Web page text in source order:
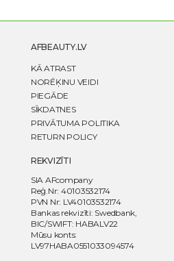
AFBEAUTY.LV
KĀ ATRAST
NORĒĶINU VEIDI
PIEGĀDE
SĪKDATNES
PRIVĀTUMA POLITIKA
RETURN POLICY
REKVIZĪTI
SIA AFcompany
Reģ.Nr: 40103532174
PVN Nr: LV40103532174
Bankas rekvizīti: Swedbank,
BIC/SWIFT: HABALV22
Mūsu konts:
LV97HABA0551033094574